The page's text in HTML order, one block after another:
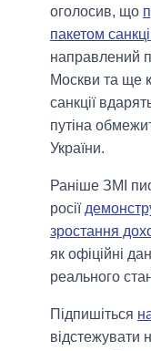
оголосив, що
пакетом
направлений
Москви та ще
санкції
путіна
України.
Раніше ЗМІ
росії
зростання
як офіційні
реального
Підпишіться
відстежувати